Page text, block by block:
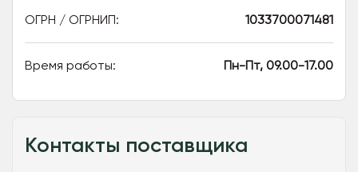
ОГРН / ОГРНИП: 1033700071481
Время работы: Пн-Пт, 09.00-17.00
Контакты поставщика